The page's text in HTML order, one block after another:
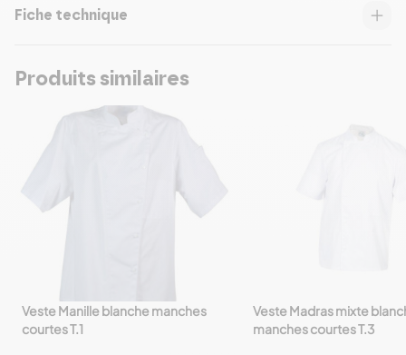
Fiche technique
Produits similaires
favorite_border
Veste Manille blanche manches
courtes T.1
favorite_border
Veste Madras mixte
manches courtes T.3